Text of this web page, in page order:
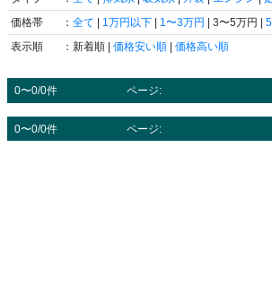
価格帯
： 全て | 1万円以下 | 1〜3万円 | 3〜5万円 |
表示順
：新着順 | 価格安い順 | 価格高い順
0〜0/0件 ページ:
0〜0/0件 ページ: